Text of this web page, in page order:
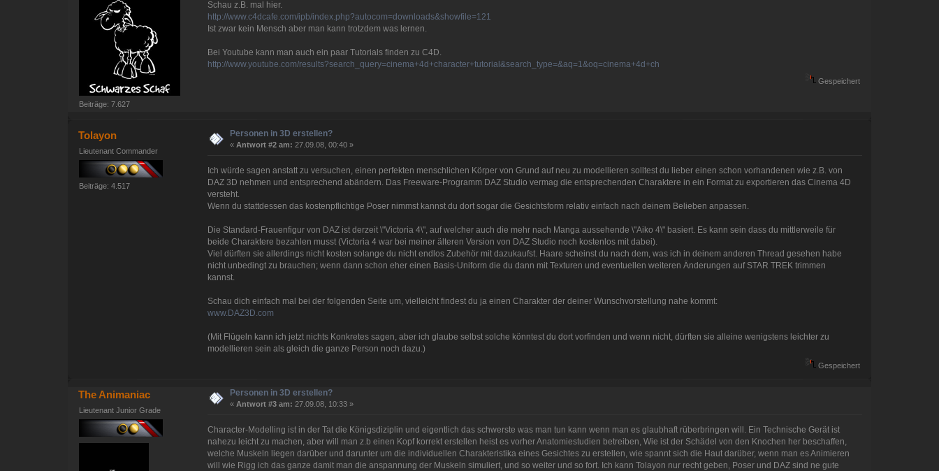
Beiträge: 7.627
Schau z.B. mal hier.
http://www.c4dcafe.com/ipb/index.php?autocom=downloads&showfile=121
Ist zwar kein Mensch aber man kann trotzdem was lernen.
Bei Youtube kann man auch ein paar Tutorials finden zu C4D.
http://www.youtube.com/results?search_query=cinema+4d+character+tutorial&search_type=&aq=1&oq=cinema+4d+ch
Gespeichert
Tolayon
Lieutenant Commander
Beiträge: 4.517
Personen in 3D erstellen?
« Antwort #2 am: 27.09.08, 00:40 »
Ich würde sagen anstatt zu versuchen, einen perfekten menschlichen Körper von Grund auf neu zu modellieren solltest du lieber einen schon vorhandenen wie z.B. von
DAZ 3D nehmen und entsprechend abändern. Das Freeware-Programm DAZ Studio vermag die entsprechenden Charaktere in ein Format zu exportieren das Cinema 4D
versteht.
Wenn du stattdessen das kostenpflichtige Poser nimmst kannst du dort sogar die Gesichtsform relativ einfach nach deinem Belieben anpassen.
Die Standard-Frauenfigur von DAZ ist derzeit \"Victoria 4\", auf welcher auch die mehr nach Manga aussehende \"Aiko 4\" basiert. Es kann sein dass du mittlerweile für
beide Charaktere bezahlen musst (Victoria 4 war bei meiner älteren Version von DAZ Studio noch kostenlos mit dabei).
Viel dürften sie allerdings nicht kosten solange du nicht endlos Zubehör mit dazukaufst. Haare scheinst du nach dem, was ich in deinem anderen Thread gesehen habe
nicht unbedingt zu brauchen; wenn dann schon eher einen Basis-Uniform die du dann mit Texturen und eventuellen weiteren Änderungen auf STAR TREK trimmen
kannst.
Schau dich einfach mal bei der folgenden Seite um, vielleicht findest du ja einen Charakter der deiner Wunschvorstellung nahe kommt:
www.DAZ3D.com
(Mit Flügeln kann ich jetzt nichts Konkretes sagen, aber ich glaube selbst solche könntest du dort vorfinden und wenn nicht, dürften sie alleine wenigstens leichter zu
modellieren sein als gleich die ganze Person noch dazu.)
Gespeichert
The Animaniac
Lieutenant Junior Grade
Personen in 3D erstellen?
« Antwort #3 am: 27.09.08, 10:33 »
Character-Modelling ist in der Tat die Königsdiziplin und eigentlich das schwerste was man tun kann wenn man es glaubhaft rüberbringen will. Ein Technische Gerät ist
nahezu leicht zu machen, aber will man z.b einen Kopf korrekt erstellen heist es vorher Anatomiestudien betreiben, Wie ist der Schädel von den Knochen her beschaffen,
welche Muskeln liegen darüber und darunter um die individuellen Charakteristika eines Gesichtes zu erstellen, wie spannt sich die Haut darüber, wenn man es Animieren
will wie Rigg ich das ganze damit man die anspannung der Muskeln simuliert, und so weiter und so fort. Ich kann Tolayon nur recht geben, Poser und DAZ sind ne gute